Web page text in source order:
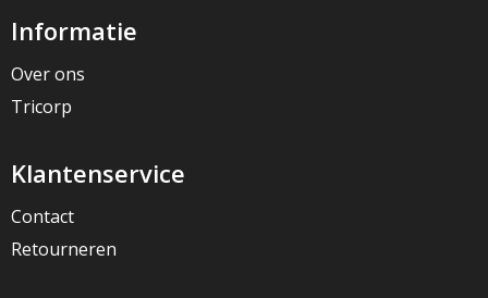
Informatie
Over ons
Tricorp
Klantenservice
Contact
Retourneren